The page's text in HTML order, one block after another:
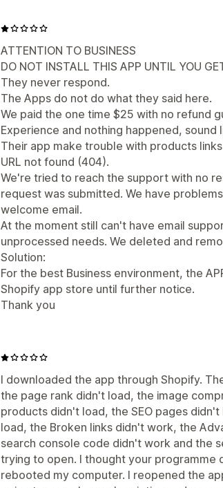
AMP-sider
Dynamisk på mobil
Optimering af indhold Optimering af
API’er og webhooks
Overvågning af resultater
Analyse af søgeord
Analyse af link
ATTENTION TO BUSINESS
DO NOT INSTALL THIS APP UNTIL YOU
They never respond.
The Apps do not do what they said here.
We paid the one time $25 with no refund
Experience and nothing happened, sound
Their app make trouble with products
URL not found (404).
We're tried to reach the support with no
request was submitted. We have
welcome email.
At the moment still can't have email
unprocessed needs. We deleted and
Solution:
For the best Business environment, the
Shopify app store until further notice.
Thank you
I downloaded the app through Shopify.
the page rank didn't load, the image
products didn't load, the SEO pages
load, the Broken links didn't work, the
search console code didn't work and the
trying to open. I thought your programme
rebooted my computer. I reopened the